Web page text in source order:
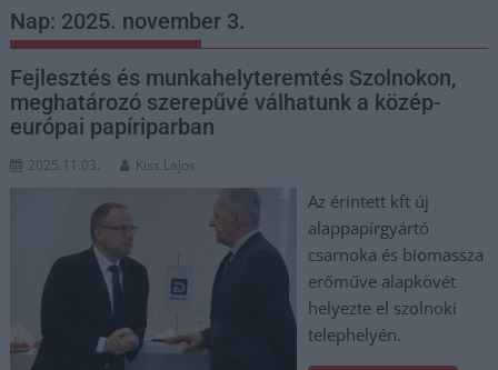
Nap: 2025. november 3.
Fejlesztés és munkahelyteremtés Szolnokon,
meghatározó szerepűvé válhatunk a közép-
európai papíriparban
2025.11.03. Kiss Lajos
Az érintett kft új
alappapírgyártó
csarnoka és biomassza
erőműve alapkövét
helyezte el szolnoki
telephelyén.